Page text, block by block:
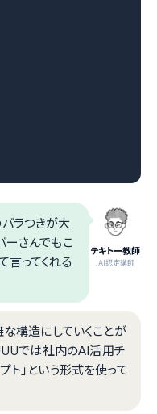
テキトー教師
.AI認定講師
ラつきが大
ーさんでもこ
言ってくれる
な構造にしていくことが
では社内のAI活用チ
ト」という形式を使って